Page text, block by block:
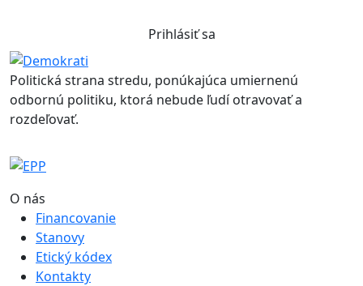
Prihlásiť sa
Politická strana stredu, ponúkajúca umiernenú
odbornú politiku, ktorá nebude ľudí otravovať a
rozdeľovať.
O nás
Financovanie
Stanovy
Etický kódex
Kontakty